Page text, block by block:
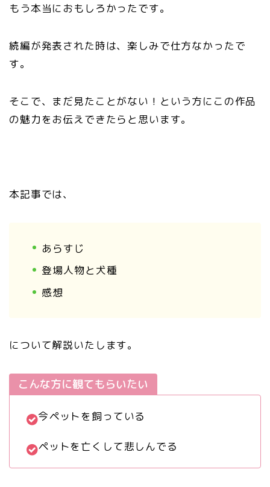
もう本当におもしろかったです。
続編が発表された時は、楽しみで仕方なかったで
す。
そこで、まだ見たことがない！という方にこの作品
の魅力をお伝えできたらと思います。
本記事では、
あらすじ
登場人物と犬種
感想
について解説いたします。
こんな方に観てもらいたい
今ペットを飼っている
ペットを亡くして悲しんでる